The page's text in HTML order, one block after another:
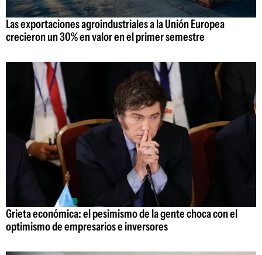
Las exportaciones agroindustriales a la Unión Europea
crecieron un 30% en valor en el primer semestre
Grieta económica: el pesimismo de la gente choca con el
optimismo de empresarios e inversores